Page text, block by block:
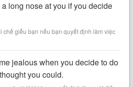
long nose at you if you decide
chế giễu bạn nếu bạn quyết định làm việc
jealous when you decide to do
you could.